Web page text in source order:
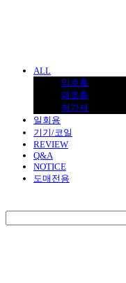
ALL
입호흡
폐호흡
첨가제
일회용
기기/코일
REVIEW
Q&A
NOTICE
도매전용